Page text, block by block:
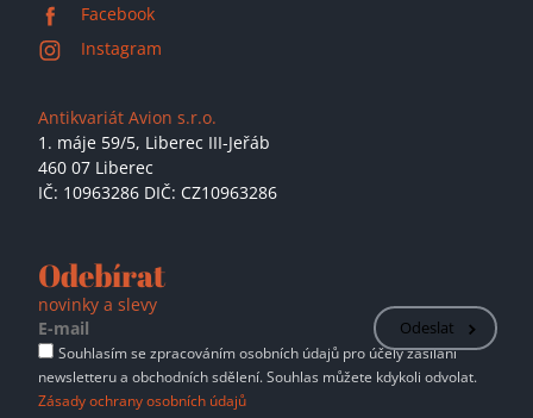
Facebook
Instagram
Antikvariát Avion s.r.o.
1. máje 59/5, Liberec III-Jeřáb
460 07 Liberec
IČ: 10963286 DIČ: CZ10963286
Odebírat
novinky a slevy
Odeslat
Souhlasím se zpracováním osobních údajů pro účely zasílání
newsletteru a obchodních sdělení. Souhlas můžete kdykoli odvolat.
Zásady ochrany osobních údajů